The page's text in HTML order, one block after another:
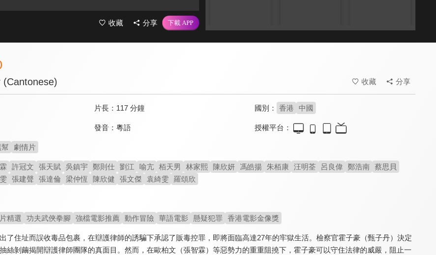
收藏 分享
8.1
潛行(國)
劉德華演出超狠反派毒梟
8.1
潛行(粵)
劉德華與彭于晏正面交鋒
7.7
竊聽風雲2(粵)
收藏 分享
片長： 117 分鐘 國別： 香港 中國
發音： 粵語 授權平台：
幫 劇情片
許冠文 張天賦 吳鎮宇 鄭則仕 劉江 喻亢 栢天男 林家熙 陳欣妍 馮皓揚 朱栢康 汪明荃 呂良偉 鄭浩南
蔡思貝
張建聲 張達倫 梁仲恆 陳欣健 張文傑 袁綺雯 羅頌欣
精選 功夫武俠拳腳 強檔電影推薦 動作冒險 華語電影 懸疑犯罪 香港電影金像獎
了住址而誤收毒品包裹，在辯護律師的誘騙下承認了販毒控罪，即將面臨高達27年的牢獄生活。檢察官霍子豪（甄子丹）決定
絲剝繭揭開辯護律師團隊的真面目。然而，在歐柏文（張智霖）等惡勢力的重重阻撓下，霍子豪可以守住法律的威嚴，阻止一